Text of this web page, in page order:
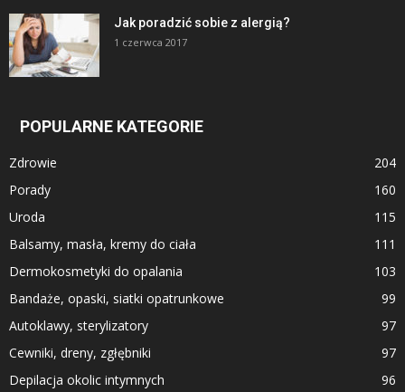
Jak poradzić sobie z alergią?
1 czerwca 2017
POPULARNE KATEGORIE
Zdrowie
204
Porady
160
Uroda
115
Balsamy, masła, kremy do ciała
111
Dermokosmetyki do opalania
103
Bandaże, opaski, siatki opatrunkowe
99
Autoklawy, sterylizatory
97
Cewniki, dreny, zgłębniki
97
Depilacja okolic intymnych
96